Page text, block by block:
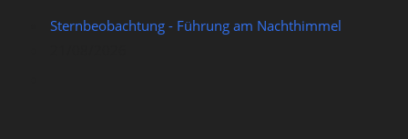
Sternbeobachtung - Führung am Nachthimmel